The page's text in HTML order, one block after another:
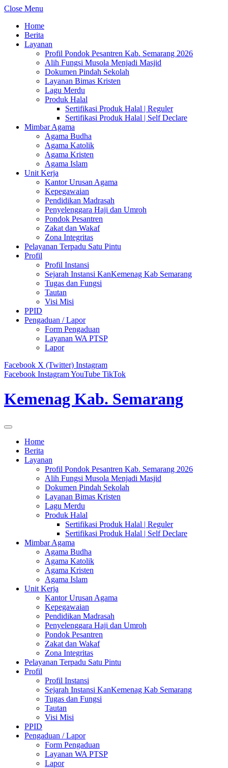
Close Menu
Home
Berita
Layanan
Profil Pondok Pesantren Kab. Semarang 2026
Alih Fungsi Musola Menjadi Masjid
Dokumen Pindah Sekolah
Layanan Bimas Kristen
Lagu Merdu
Produk Halal
Sertifikasi Produk Halal | Reguler
Sertifikasi Produk Halal | Self Declare
Mimbar Agama
Agama Budha
Agama Katolik
Agama Kristen
Agama Islam
Unit Kerja
Kantor Urusan Agama
Kepegawaian
Pendidikan Madrasah
Penyelenggara Haji dan Umroh
Pondok Pesantren
Zakat dan Wakaf
Zona Integritas
Pelayanan Terpadu Satu Pintu
Profil
Profil Instansi
Sejarah Instansi KanKemenag Kab Semarang
Tugas dan Fungsi
Tautan
Visi Misi
PPID
Pengaduan / Lapor
Form Pengaduan
Layanan WA PTSP
Lapor
Facebook X (Twitter) Instagram
Facebook InstagramYouTube TikTok
Kemenag Kab. Semarang
Home
Berita
Layanan
Profil Pondok Pesantren Kab. Semarang 2026
Alih Fungsi Musola Menjadi Masjid
Dokumen Pindah Sekolah
Layanan Bimas Kristen
Lagu Merdu
Produk Halal
Sertifikasi Produk Halal | Reguler
Sertifikasi Produk Halal | Self Declare
Mimbar Agama
Agama Budha
Agama Katolik
Agama Kristen
Agama Islam
Unit Kerja
Kantor Urusan Agama
Kepegawaian
Pendidikan Madrasah
Penyelenggara Haji dan Umroh
Pondok Pesantren
Zakat dan Wakaf
Zona Integritas
Pelayanan Terpadu Satu Pintu
Profil
Profil Instansi
Sejarah Instansi KanKemenag Kab Semarang
Tugas dan Fungsi
Tautan
Visi Misi
PPID
Pengaduan / Lapor
Form Pengaduan
Layanan WA PTSP
Lapor